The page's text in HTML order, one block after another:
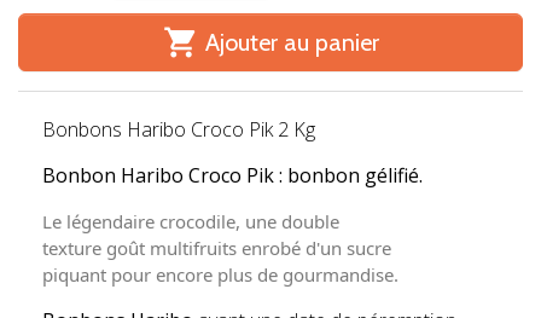
 Ajouter au panier
Bonbons Haribo Croco Pik 2 Kg
Bonbon Haribo Croco Pik : bonbon gélifié.
Le légendaire crocodile, une double
texture goût multifruits enrobé d'un sucre
piquant pour encore plus de gourmandise.